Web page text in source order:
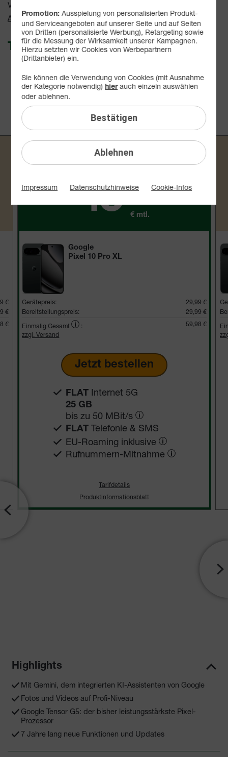
Verfügbarkeit -
Auf Wunsch Handyversicherung ab 3,99 €
Tarif auswählen:
10 GB
42,99 €
mtl.
25 GB
45,99 €
50 GB
50,99 €
75 GB
57,99 €
€
€
€
SOMMER-DEAL
25 GB
4599
€ mtl.
Google
Pixel 10 Pro XL
Gerätepreis:
29,99 €
Bereitstellungspreis:
29,99 €
Einmalig Gesamt
:
59,98 €
zzgl. Versand
Jetzt bestellen
FLATInternet 5G
25 GB
bis zu 50 MBit/s
FLATTelefonie & SMS
EU-Roaming inklusive
Rufnummern-​Mitnahme
Tarifdetails
Produktinformationsblatt
Highlights
Mit Gemini, dem integrierten KI-Assistenten von Google
Fotos und Videos auf Profi-Niveau
Google Tensor G5: der bisher leistungsstärkste Pixel-
Prozessor
7 Jahre lang neue Funktionen und Updates
Promotion: Ausspielung von personalisierten Produkt-
und Serviceangeboten auf unserer Seite und auf Seiten
von Dritten (personalisierte Werbung), Retargeting sowie
für die Messung der Wirksamkeit unserer Kampagnen.
Hierzu setzten wir Cookies von Werbepartnern
(Drittanbieter) ein.
Ablehnen
Sie können die Verwendung von Cookies (mit Ausnahme
der Kategorie notwendig)hierauch einzeln auswählen
oder ablehnen.
Bestätigen
Impressum Datenschutzhinweise Cookie-Infos